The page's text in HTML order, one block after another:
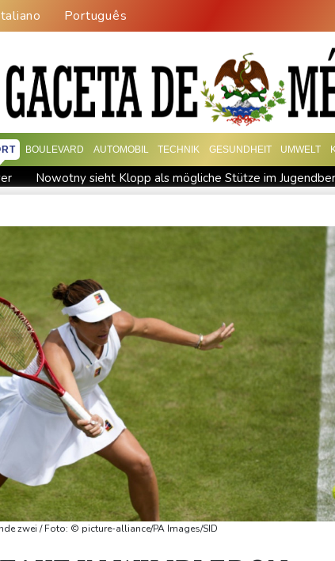
Português
BOULEVARD AUTOMOBIL TECHNIK GESUNDHEIT UMWELT
Nowotny sieht Klopp als mögliche Stütze im
- BDI begrüßt es
Kolumbien: Neuer Präsident
für Lastwagen
Trump spricht nach Ballsaal-Urteil
Jahrzehnt
zwei / Foto: © picture-alliance/PA Images/SID